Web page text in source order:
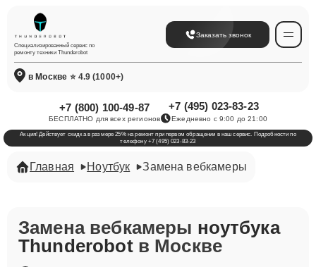
Специализированный сервис по
ремонту техники Thunderobot
Заказать звонок
в Москве ⭐ 4.9 (1000+)
+7 (800) 100-49-87
БЕСПЛАТНО для всех регионов
+7 (495) 023-83-23
Ежедневно с 9:00 до 21:00
Акция! Действует скидка в размере 25% на ремонт при первом обращении в наш сервис. Подробности по
телефону +7 (495) 023-83-23
Главная Ноутбук Замена вебкамеры
Замена вебкамеры ноутбука
Thunderobotв Москве